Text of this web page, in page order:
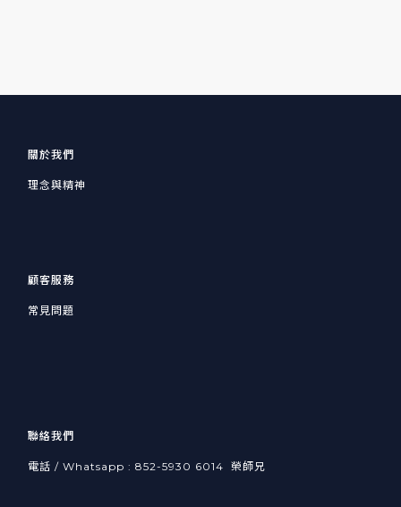
關於我們
理念與精神
顧客服務
常見問題
聯絡我們
電話 / Whatsapp : 852-5930 6014 榮師兄